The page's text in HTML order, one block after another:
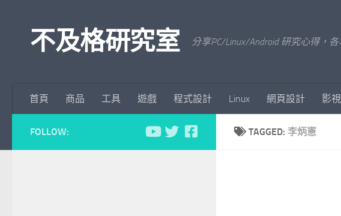
不及格研究室 分享PC/Linux/Android 研究心得，
首頁 商品 工具 遊戲 程式設計 Linux 網頁設計 影
TAGGED: 李炳憲
FOLLOW: